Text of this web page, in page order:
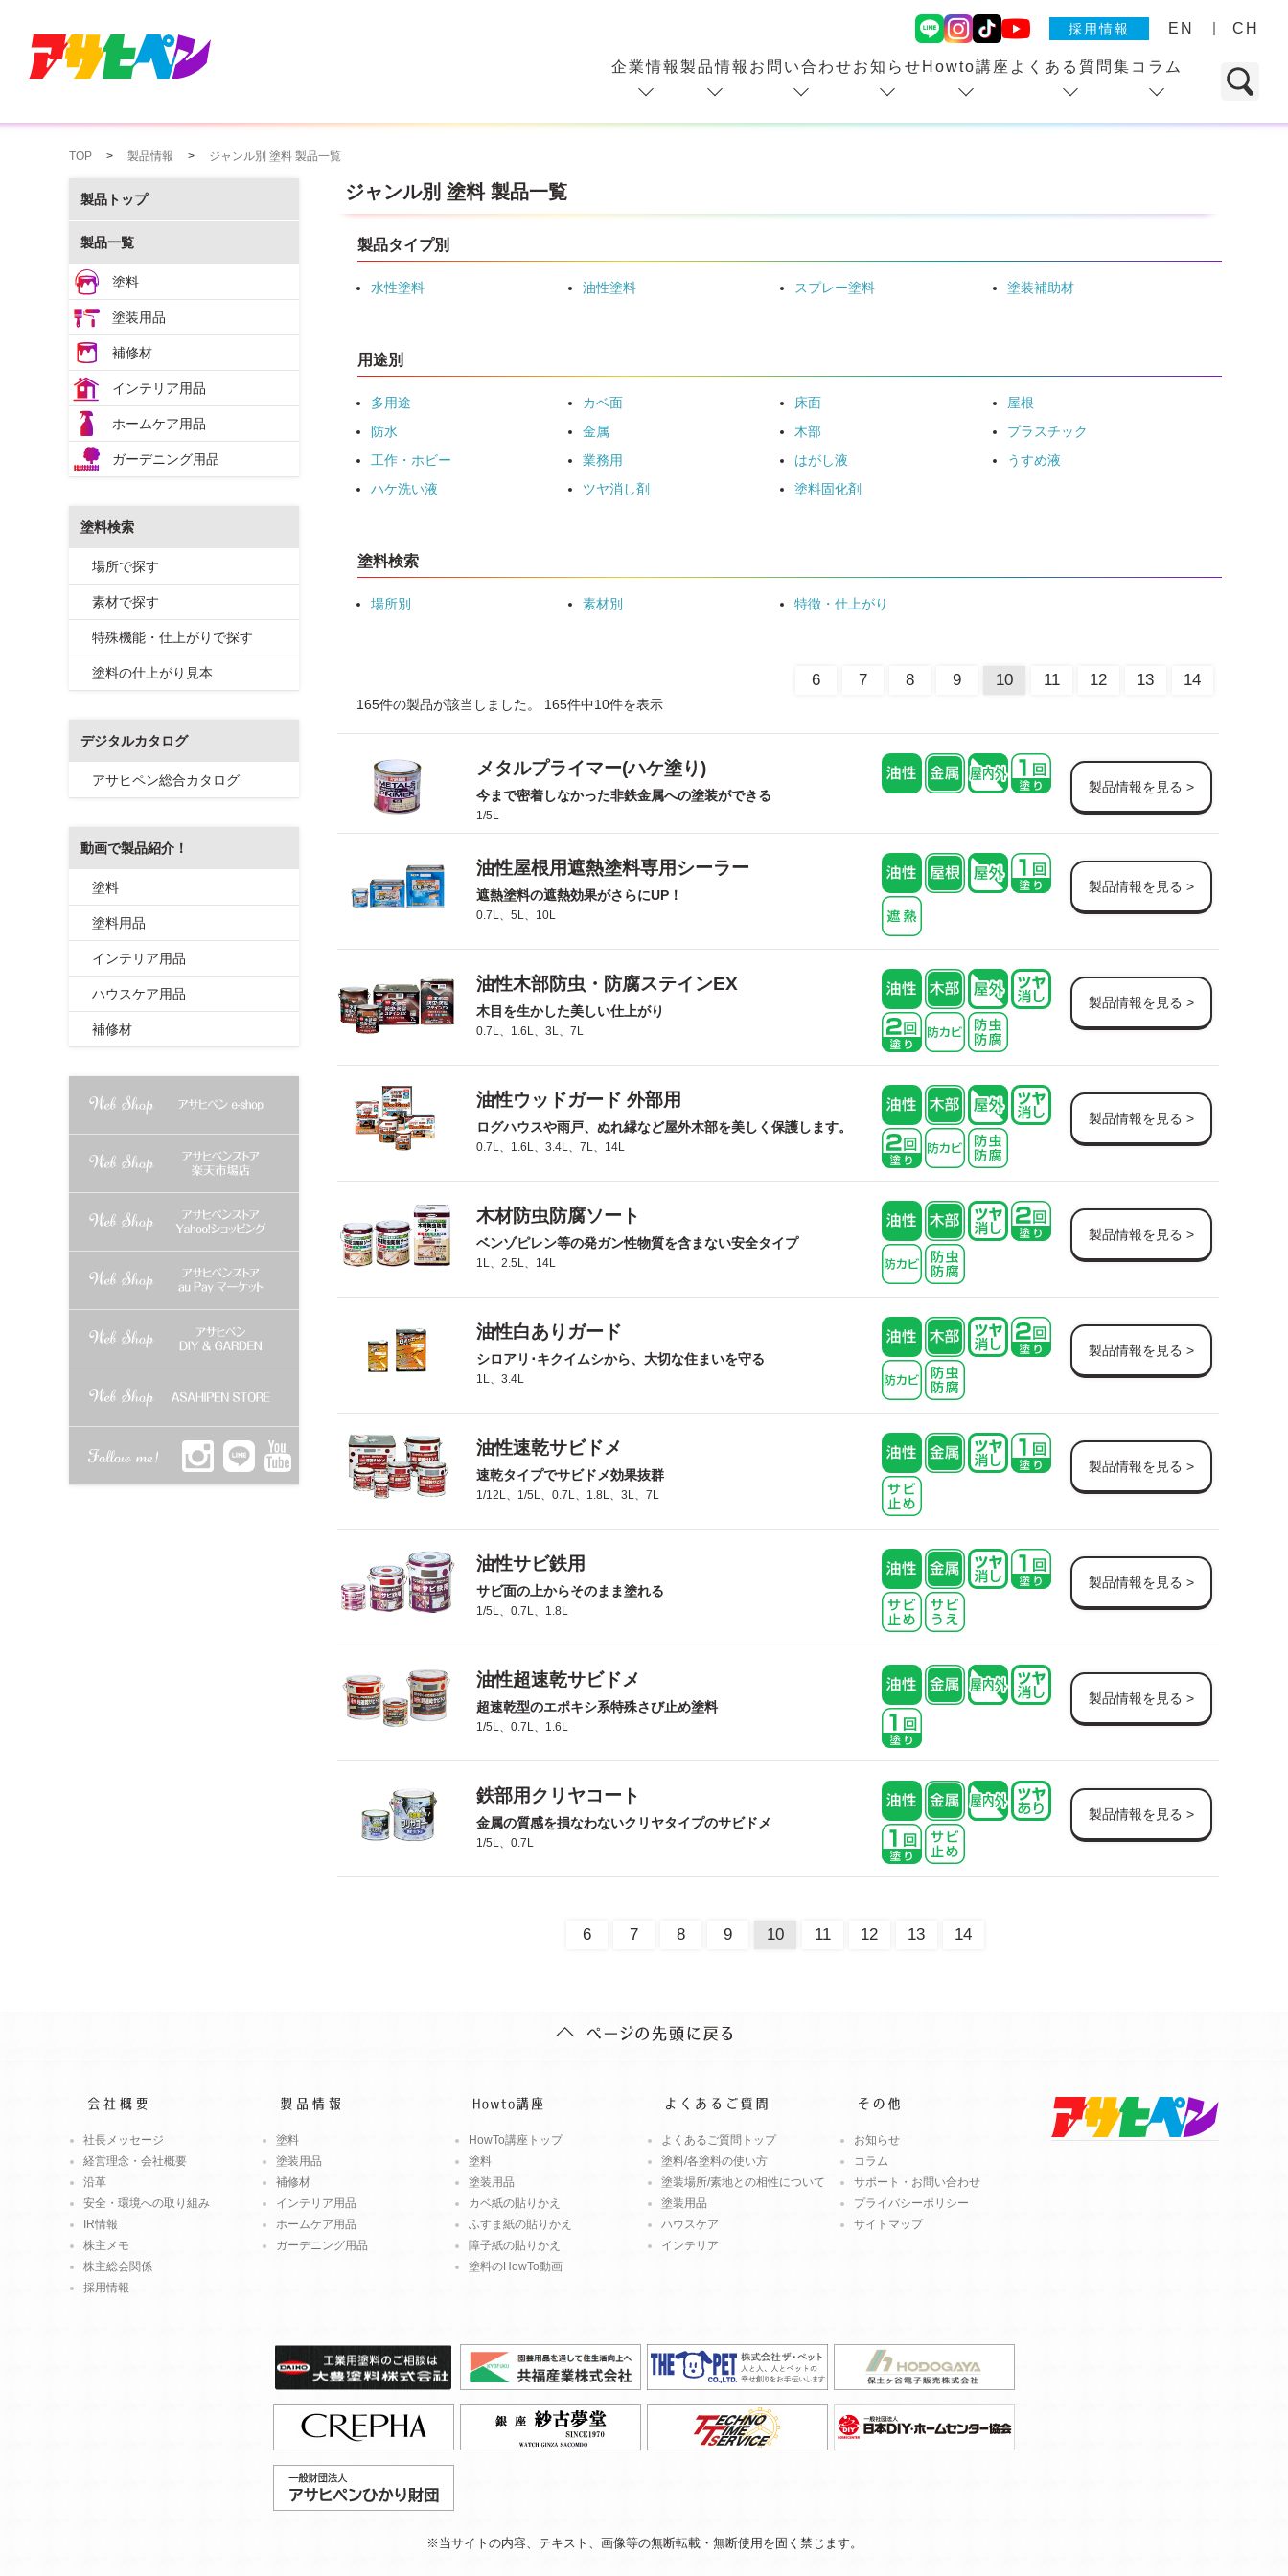
採用情報 EN CH
企業情報 製品情報 お問い合わせお知らせ Howto講座 よくある質問集 コラム
TOP 製品情報 ジャンル別 塗料 製品一覧
ジャンル別 塗料 製品一覧
製品タイプ別
水性塗料 油性塗料 スプレー塗料 塗装補助材
用途別
多用途 カベ面 床面
屋根
防水
金属 木部
プラスチック
工作・ホビー
業務用 はがし液
うすめ液
ハケ洗い液
ツヤ消し剤 塗料固化剤
塗料検索
場所別 素材別 特徴・仕上がり
165件の製品が該当しました。 165件中10件を表示
6 7 8 9 10 11 12 13 14
メタルプライマー(ハケ塗り)
今まで密着しなかった非鉄金属への塗装ができる
1/5L
製品情報を見る >
油性屋根用遮熱塗料専用シーラー
遮熱塗料の遮熱効果がさらにUP！
0.7L、5L、10L
製品情報を見る >
油性木部防虫・防腐ステインEX
木目を生かした美しい仕上がり
0.7L、1.6L、3L、7L
製品情報を見る >
油性ウッドガード 外部用
ログハウスや雨戸、ぬれ縁など屋外木部を美しく保護します。
0.7L、1.6L、3.4L、7L、14L
製品情報を見る >
木材防虫防腐ソート
ベンゾピレン等の発ガン性物質を含まない安全タイプ
1L、2.5L、14L
製品情報を見る >
油性白ありガード
シロアリ･キクイムシから、大切な住まいを守る
1L、3.4L
製品情報を見る >
油性速乾サビドメ
速乾タイプでサビドメ効果抜群
1/12L、1/5L、0.7L、1.8L、3L、7L
製品情報を見る >
油性サビ鉄用
サビ面の上からそのまま塗れる
1/5L、0.7L、1.8L
製品情報を見る >
油性超速乾サビドメ
超速乾型のエポキシ系特殊さび止め塗料
1/5L、0.7L、1.6L
製品情報を見る >
鉄部用クリヤコート
金属の質感を損なわないクリヤタイプのサビドメ
1/5L、0.7L
製品情報を見る >
6 7 8 9 10 11 12 13 14
製品トップ
製品一覧
塗料
塗装用品
補修材
インテリア用品
ホームケア用品
ガーデニング用品
塗料検索
場所で探す
素材で探す
特殊機能・仕上がりで探す
塗料の仕上がり見本
デジタルカタログ
アサヒペン総合カタログ
動画で製品紹介！
塗料
塗料用品
インテリア用品
ハウスケア用品
補修材
社長メッセージ
経営理念・会社概要
沿革
安全・環境への取り組み
IR情報
株主メモ
株主総会関係
採用情報
塗料
塗装用品
補修材
インテリア用品
ホームケア用品
ガーデニング用品
HowTo講座トップ
塗料
塗装用品
カベ紙の貼りかえ
ふすま紙の貼りかえ
障子紙の貼りかえ
塗料のHowTo動画
よくあるご質問トップ
塗料/各塗料の使い方
塗装場所/素地との相性について
塗装用品
ハウスケア
インテリア
お知らせ
コラム
サポート・お問い合わせ
プライバシーポリシー
サイトマップ
※当サイトの内容、テキスト、 画像等の無断転載・無断使用を固く禁じます。